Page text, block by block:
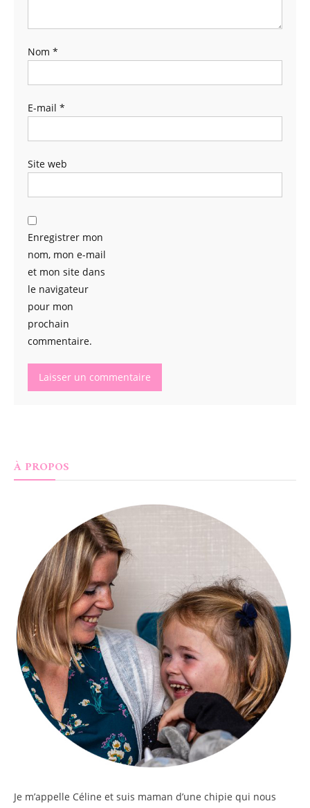
Nom *
E-mail *
Site web
Enregistrer mon
nom, mon e-mail
et mon site dans
le navigateur
pour mon
prochain
commentaire.
À PROPOS
Je m’appelle Céline et suis maman d’une chipie qui nous